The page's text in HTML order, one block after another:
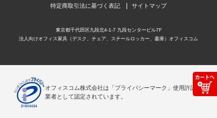
特定商取引法に基づく表記 サイトマップ
東京都千代田区九段北4-1-7 九段センタービル7F
法人向けオフィス家具（デスク、チェア、スチールロッカー、書庫）オフィスコム
オフィスコム株式会社は「プライバシーマーク」使用許諾事
業者として認定されています。